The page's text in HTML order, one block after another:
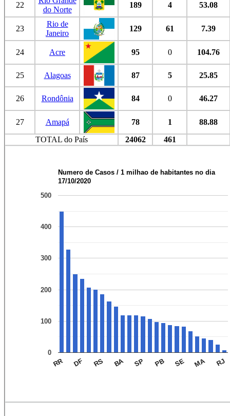
22
do Norte
189 4 53.08
23
Rio de
Janeiro
129 61 7.39
24 Acre 95 0 104.76
25 Alagoas 87 5 25.85
26 Rondônia 84 0 46.27
27 Amapá 78 1
88.88
TOTAL do País
24062 461
Numero de Casos / 1 milhao de habitantes no dia
17/10/2020
RR DF RS BA SP PB SE MA RJ
0
100
200
300
400
500